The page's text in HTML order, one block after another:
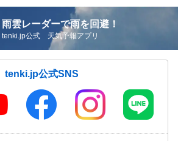
雨雲レーダーで雨を回避！
tenki.jp公式 天気予報アプリ
tenki.jp公式SNS